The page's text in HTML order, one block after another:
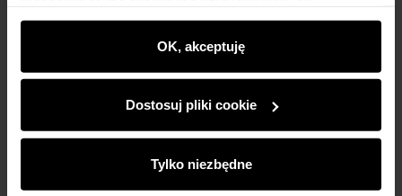
wyświetlać im dopasowane do ich preferencji treści,
rekomendacje oraz komunikaty reklamowe informujące o
najnowszych promocjach w e-sklepie. Informacje o tym,
partnerom społecznościowym, reklamowym i
analitycznym. Partnerzy mogą połączyć te informacje z
podczas korzystania z ich usług.
OK, akceptuję
Dostosuj pliki cookie
Tylko niezbędne
Newsletter
Bądź na bieżąco z nowościami i promocjami!
Zapisz się